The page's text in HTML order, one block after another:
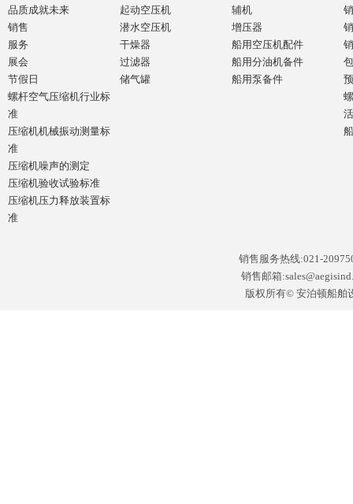
品质成就未来
销售
服务
展会
节假日
螺杆空气压缩机行业标
准
压缩机机械振动测量标
准
压缩机噪声的测定
压缩机验收试验标准
压缩机压力释放装置标
准
起动空压机
潜水空压机
干燥器
过滤器
储气罐
辅机
增压器
船用空压机配件
船用分油机备件
船用泵备件
销售服务热线:021-
销售邮箱
版权所有© 安泊顿船